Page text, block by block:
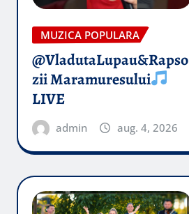
MUZICA POPULARA
@VladutaLupau&Rapso
zii Maramuresului
LIVE
admin aug. 4, 2026